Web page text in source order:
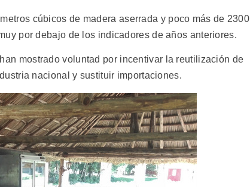
cúbicos de madera aserrada y poco más de 2300
por debajo de los indicadores de años anteriores.
mostrado voluntad por incentivar la reutilización de
nacional y sustituir importaciones.